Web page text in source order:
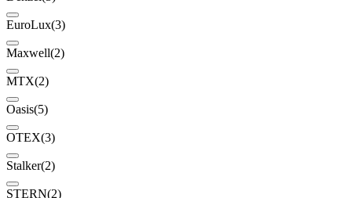
EuroLux(3)
Maxwell(2)
MTX(2)
Oasis(5)
OTEX(3)
Stalker(2)
STERN(2)